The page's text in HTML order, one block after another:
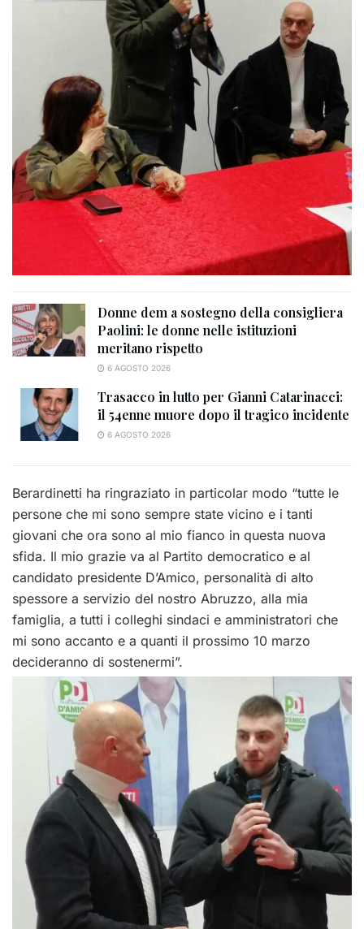
Donne dem a sostegno della consigliera
Paolini: le donne nelle istituzioni
meritano rispetto
6 AGOSTO 2026
Trasacco in lutto per Gianni Catarinacci:
il 54enne muore dopo il tragico incidente
6 AGOSTO 2026
Berardinetti ha ringraziato in particolar modo “tutte le
persone che mi sono sempre state vicino e i tanti
giovani che ora sono al mio fianco in questa nuova
sfida. Il mio grazie va al Partito democratico e al
candidato presidente D’Amico, personalità di alto
spessore a servizio del nostro Abruzzo, alla mia
famiglia, a tutti i colleghi sindaci e amministratori che
mi sono accanto e a quanti il prossimo 10 marzo
decideranno di sostenermi”.